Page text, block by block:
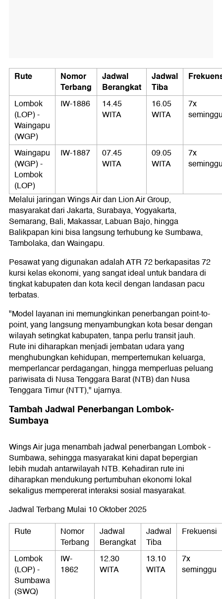
Rute
Nomor
Terbang
Jadwal
Berangkat
Jadwal
Tiba
Lombok
(LOP) -
Waingapu
(WGP)
IW-1886
14.45
WITA
16.05
WITA
7x
Waingapu
(WGP) -
Lombok
(LOP)
IW-1887
07.45
WITA
09.05
WITA
7x
Melalui jaringan Wings Air dan Lion Air Group,
masyarakat dari Jakarta, Surabaya, Yogyakarta,
Semarang, Bali, Makassar, Labuan Bajo, hingga
Balikpapan kini bisa langsung terhubung ke Sumbawa,
Tambolaka, dan Waingapu.
Pesawat yang digunakan adalah ATR 72 berkapasitas 72
kursi kelas ekonomi, yang sangat ideal untuk bandara di
tingkat kabupaten dan kota kecil dengan landasan pacu
terbatas.
"Model layanan ini memungkinkan penerbangan point-to-
point, yang langsung menyambungkan kota besar dengan
wilayah setingkat kabupaten, tanpa perlu transit jauh.
Rute ini diharapkan menjadi jembatan udara yang
menghubungkan kehidupan, mempertemukan keluarga,
memperlancar perdagangan, hingga memperluas peluang
pariwisata di Nusa Tenggara Barat (NTB) dan Nusa
Tenggara Timur (NTT)," ujarnya.
Tambah Jadwal Penerbangan Lombok-
Sumbaya
Wings Air juga menambah jadwal penerbangan Lombok -
Sumbawa, sehingga masyarakat kini dapat bepergian
lebih mudah antarwilayah NTB. Kehadiran rute ini
diharapkan mendukung pertumbuhan ekonomi lokal
sekaligus mempererat interaksi sosial masyarakat.
Jadwal Terbang Mulai 10 Oktober 2025
Rute
Nomor
Terbang
Jadwal
Berangkat
Jadwal
Tiba
Frekuensi
Lombok
(LOP) -
Sumbawa
(SWQ)
IW-
1862
12.30
WITA
13.10
WITA
7x
seminggu